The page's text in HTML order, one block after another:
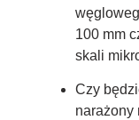
100 mm
skali
Czy
narażony